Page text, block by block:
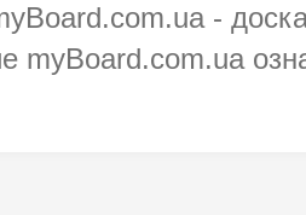
-
myBoard.com.ua